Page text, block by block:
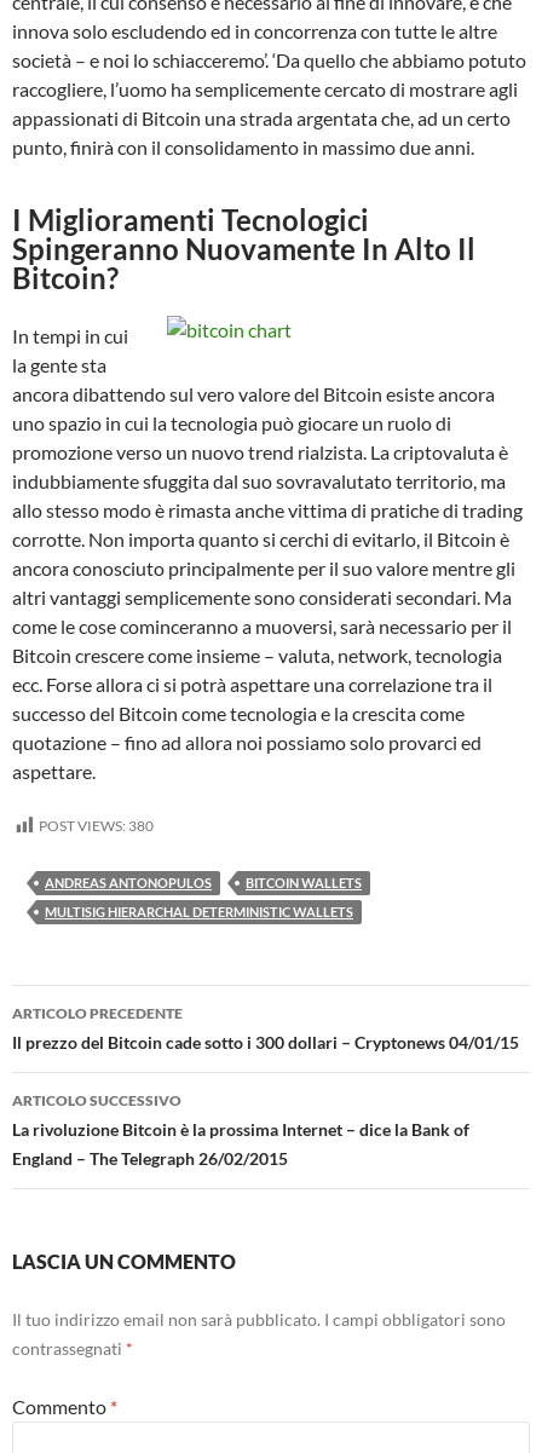
innova solo escludendo ed in concorrenza con tutte le altre
società – e noi lo schiacceremo’. ‘Da quello che abbiamo potuto
raccogliere, l’uomo ha semplicemente cercato di mostrare agli
appassionati di Bitcoin una strada argentata che, ad un certo
punto, finirà con il consolidamento in massimo due anni.
I Miglioramenti Tecnologici
Spingeranno Nuovamente In Alto Il
Bitcoin?
In tempi in cui
la gente sta
ancora dibattendo sul vero valore del Bitcoin esiste ancora
uno spazio in cui la tecnologia può giocare un ruolo di
promozione verso un nuovo trend rialzista. La criptovaluta è
indubbiamente sfuggita dal suo sovravalutato territorio, ma
allo stesso modo è rimasta anche vittima di pratiche di trading
corrotte. Non importa quanto si cerchi di evitarlo, il Bitcoin è
ancora conosciuto principalmente per il suo valore mentre gli
altri vantaggi semplicemente sono considerati secondari. Ma
come le cose cominceranno a muoversi, sarà necessario per il
Bitcoin crescere come insieme – valuta, network, tecnologia
ecc. Forse allora ci si potrà aspettare una correlazione tra il
successo del Bitcoin come tecnologia e la crescita come
quotazione – fino ad allora noi possiamo solo provarci ed
aspettare.
POST VIEWS: 380
ANDREAS ANTONOPULOS
BITCOIN WALLETS
MULTISIG HIERARCHAL DETERMINISTIC WALLETS
Navigazione
articolo
ARTICOLO PRECEDENTE
Il prezzo del Bitcoin cade sotto i 300 dollari – Cryptonews 04/01/15
ARTICOLO SUCCESSIVO
La rivoluzione Bitcoin è la prossima Internet – dice la Bank of
England – The Telegraph 26/02/2015
LASCIA UN COMMENTO
Il tuo indirizzo email non sarà pubblicato. I campi obbligatori sono
contrassegnati *
Commento *